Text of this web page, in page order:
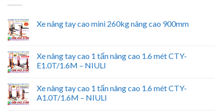
Xe nâng tay cao mini 260kg nâng cao 900mm
Xe nâng tay cao 1 tấn nâng cao 1.6 mét CTY-
E1.0T/1.6M – NIULI
Xe nâng tay cao 1 tấn nâng cao 1.6 mét CTY-
A1.0T/1.6M – NIULI